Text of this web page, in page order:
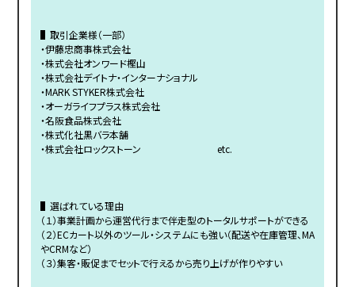
▌取引企業様（一部）
・伊藤忠商事株式会社
・株式会社オンワード樫山
・株式会社デイトナ・インターナショナル
・MARK STYKER株式会社
・オーガライフプラス株式会社
・名阪食品株式会社
・株式化社黒バラ本舗
・株式会社ロックストーン etc.
▌選ばれている理由
（１）事業計画から運営代行まで伴走型のトータルサポートができる
（２）ECカート以外のツール・システムにも強い（配送や在庫管理、MA
やCRMなど）
（３）集客・販促までセットで行えるから売り上げが作りやすい